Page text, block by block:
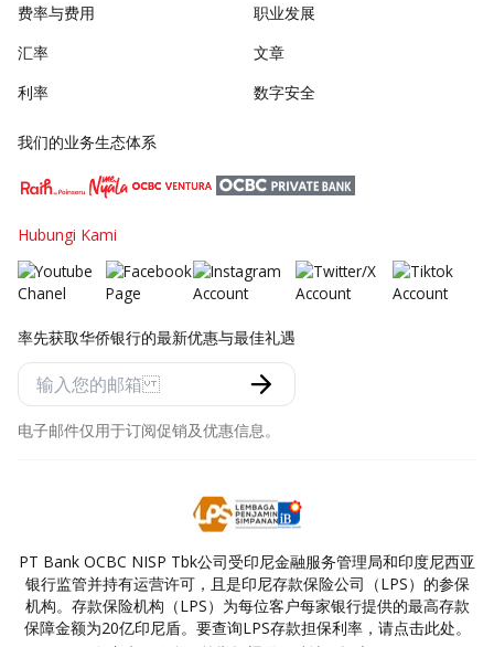
费率与费用
汇率
利率
职业发展
文章
数字安全
我们的业务生态体系
Hubungi Kami
率先获取华侨银行的最新优惠与最佳礼遇
电子邮件仅用于订阅促销及优惠信息。
PT Bank OCBC NISP Tbk公司受印尼金融服务管理局和印度尼西亚
银行监管并持有运营许可，且是印尼存款保险公司（LPS）的参保
机构。存款保险机构（LPS）为每位客户每家银行提供的最高存款
保障金额为20亿印尼盾。要查询LPS存款担保利率，请点击此处。